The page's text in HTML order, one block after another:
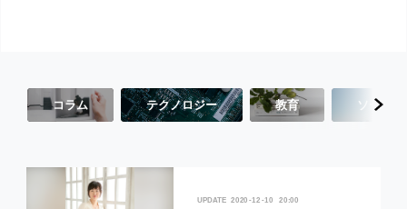
コラム テクノロジー 教育 ソーシャ
2020 12 10 20:00